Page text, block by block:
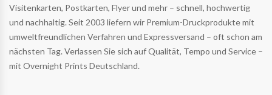
Visitenkarten, Postkarten, Flyer und mehr – schnell, hochwertig
und nachhaltig. Seit 2003 liefern wir Premium-Druckprodukte mit
umweltfreundlichen Verfahren und Expressversand – oft schon am
nächsten Tag. Verlassen Sie sich auf Qualität, Tempo und Service –
mit Overnight Prints Deutschland.